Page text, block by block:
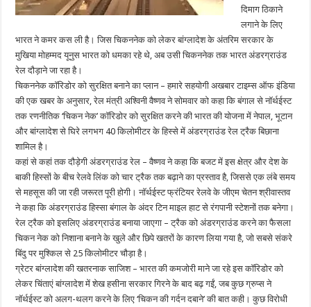
दिमाग ठिकाने
लगाने के लिए
भारत ने कमर कस ली है। जिस चिकननेक को लेकर बांग्लादेश के अंतरिम सरकार के
मुखिया मोहम्मद यूनुस भारत को धमका रहे थे, अब उसी चिकननेक तक भारत अंडरग्राउंड
रेल दौड़ाने जा रहा है।
चिकननेक कॉरिडोर को सुरक्षित बनाने का प्लान – हमारे सहयोगी अखबार टाइम्स ऑफ इंडिया
की एक खबर के अनुसार, रेल मंत्री अश्विनी वैष्णव ने सोमवार को कहा कि बंगाल से नॉर्थईस्ट
तक रणनीतिक ‘चिकन नेक’ कॉरिडोर को सुरक्षित करने की भारत की योजना में नेपाल, भूटान
और बांग्लादेश से घिरे लगभग 40 किलोमीटर के हिस्से में अंडरग्राउंड रेल ट्रैक बिछाना
शामिल है।
कहां से कहां तक दौड़ेगी अंडरग्राउंड रेल – वैष्णव ने कहा कि बजट में इस क्षेत्र और देश के
बाकी हिस्सों के बीच रेलवे लिंक को चार ट्रैक तक बढ़ाने का प्रस्ताव है, जिससे एक लंबे समय
से महसूस की जा रही जरूरत पूरी होगी। नॉर्थईस्ट फ्रंटियर रेलवे के जीएम चेतन श्रीवास्तव
ने कहा कि अंडरग्राउंड हिस्सा बंगाल के अंदर टिन माइल हाट से रंगपानी स्टेशनों तक बनेगा।
रेल ट्रैक को इसलिए अंडरग्राउंड बनाया जाएगा – ट्रैक को अंडरग्राउंड करने का फैसला
चिकन नेक को निशाना बनाने के खुले और छिपे खतरों के कारण लिया गया है, जो सबसे संकरे
बिंदु पर मुश्किल से 25 किलोमीटर चौड़ा है।
ग्रेटर बांग्लादेश की खतरनाक साजिश – भारत की कमजोरी माने जा रहे इस कॉरिडोर को
लेकर चिंताएं बांग्लादेश में शेख हसीना सरकार गिरने के बाद बढ़ गईं, जब कुछ ग्रुप्स ने
नॉर्थईस्ट को अलग-थलग करने के लिए ‘चिकन की गर्दन दबाने’ की बात कही। कुछ विरोधी